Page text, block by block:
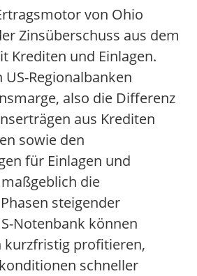
von Ohio
Zinsüberschuss aus dem
Krediten und Einlagen.
Regionalbanken
also die Differenz
aus Krediten
sowie den
für Einlagen und
die
steigender
Notenbank können
kurzfristig profitieren,
schneller